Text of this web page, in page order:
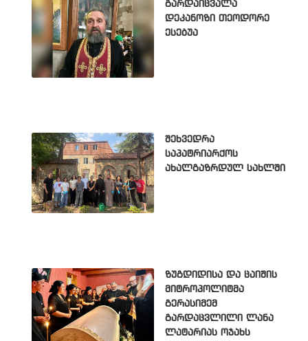
გარდაიცვალა
დეკანოზი თეოდორე
ესებუა
შეხვედრა
საპატრიარქოს
ახალგაზრდულ სახლში
ზუგდიდისა და ცაიშის
მიტროპოლიტმა
გერასიმემ
გარდაცვლილი ლანა
ლატარიას ოჯახს